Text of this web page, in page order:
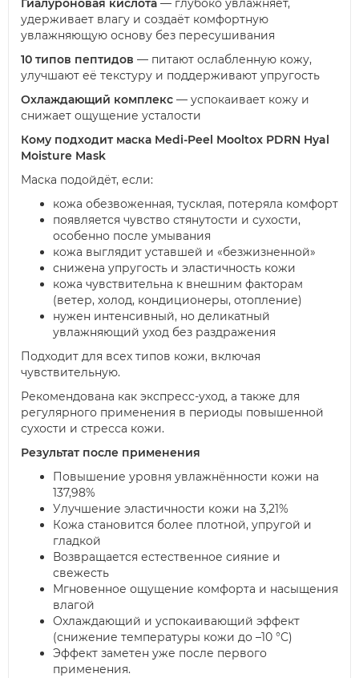
Гиалуроновая кислота — глубоко увлажняет,
удерживает влагу и создаёт комфортную
увлажняющую основу без пересушивания
10 типов пептидов — питают ослабленную кожу,
улучшают её текстуру и поддерживают упругость
Охлаждающий комплекс — успокаивает кожу и
снижает ощущение усталости
Кому подходит маска Medi-Peel Mooltox PDRN Hyal
Moisture Mask
Маска подойдёт, если:
кожа обезвоженная, тусклая, потеряла комфорт
появляется чувство стянутости и сухости,
особенно после умывания
кожа выглядит уставшей и «безжизненной»
снижена упругость и эластичность кожи
кожа чувствительна к внешним факторам
(ветер, холод, кондиционеры, отопление)
нужен интенсивный, но деликатный
увлажняющий уход без раздражения
Подходит для всех типов кожи, включая
чувствительную.
Рекомендована как экспресс-уход, а также для
регулярного применения в периоды повышенной
сухости и стресса кожи.
Результат после применения
Повышение уровня увлажнённости кожи на
137,98%
Улучшение эластичности кожи на 3,21%
Кожа становится более плотной, упругой и
гладкой
Возвращается естественное сияние и
свежесть
Мгновенное ощущение комфорта и насыщения
влагой
Охлаждающий и успокаивающий эффект
(снижение температуры кожи до –10 °C)
Эффект заметен уже после первого
применения.